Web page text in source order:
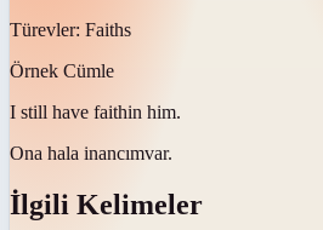
Türevler: Faiths
Örnek Cümle
I still have faithin him.
Ona hala inancımvar.
İlgili Kelimeler